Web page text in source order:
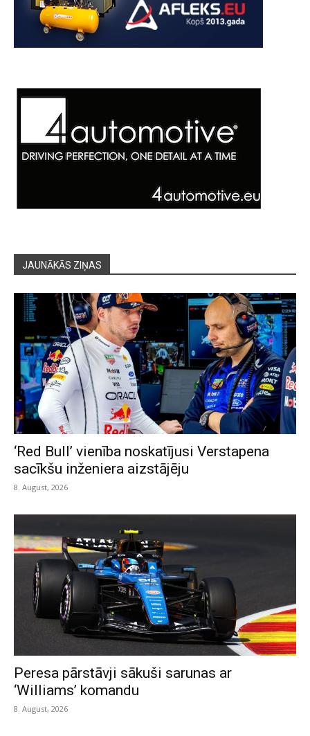
JAUNĀKĀS ZIŅAS
‘Red Bull’ vienība noskatījusi Verstapena
sacīkšu inženiera aizstājēju
8. August, 2026
Peresa pārstāvji sākuši sarunas ar
‘Williams’ komandu
8. August, 2026